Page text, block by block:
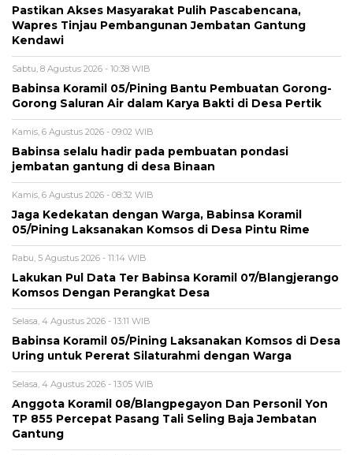
Pastikan Akses Masyarakat Pulih Pascabencana,
Wapres Tinjau Pembangunan Jembatan Gantung
Kendawi
Sabtu, 8 Agustus 2026 - 10:38 WIB
Babinsa Koramil 05/Pining Bantu Pembuatan Gorong-
Gorong Saluran Air dalam Karya Bakti di Desa Pertik
Kamis, 6 Agustus 2026 - 09:02 WIB
Babinsa selalu hadir pada pembuatan pondasi
jembatan gantung di desa Binaan
Kamis, 6 Agustus 2026 - 08:32 WIB
Jaga Kedekatan dengan Warga, Babinsa Koramil
05/Pining Laksanakan Komsos di Desa Pintu Rime
Rabu, 5 Agustus 2026 - 11:14 WIB
Lakukan Pul Data Ter Babinsa Koramil 07/Blangjerango
Komsos Dengan Perangkat Desa
Selasa, 4 Agustus 2026 - 13:11 WIB
Babinsa Koramil 05/Pining Laksanakan Komsos di Desa
Uring untuk Pererat Silaturahmi dengan Warga
Selasa, 4 Agustus 2026 - 13:05 WIB
Anggota Koramil 08/Blangpegayon Dan Personil Yon
TP 855 Percepat Pasang Tali Seling Baja Jembatan
Gantung